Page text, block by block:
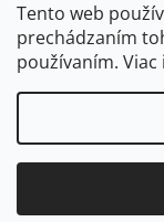
Tento web
prechádzaním
používaním.
Copyright